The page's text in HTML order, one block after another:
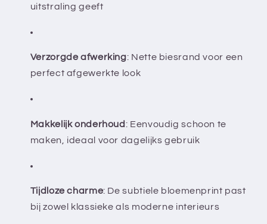
uitstraling geeft
Verzorgde afwerking: Nette biesrand voor een
perfect afgewerkte look
Makkelijk onderhoud: Eenvoudig schoon te
maken, ideaal voor dagelijks gebruik
Tijdloze charme: De subtiele bloemenprint past
bij zowel klassieke als moderne interieurs